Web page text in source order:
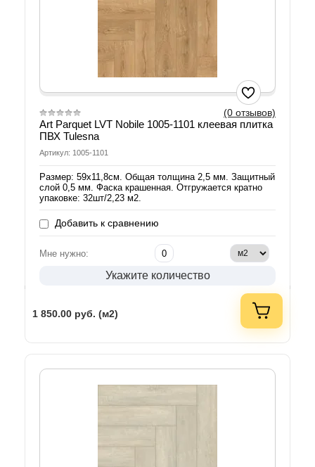
(0 отзывов)
Art Parquet LVT Nobile 1005-1101 клеевая плитка
ПВХ Tulesna
Артикул: 1005-1101
Размер: 59х11,8см. Общая толщина 2,5 мм. Защитный
слой 0,5 мм. Фаска крашенная. Отгружается кратно
упаковке: 32шт/2,23 м2.
Добавить к сравнению
Мне нужно:
Укажите количество
1 850.00 руб. (м2)